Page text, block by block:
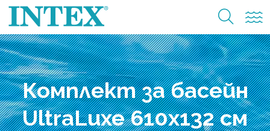
Комплект за басейн
UltraLuxe 610x132 см